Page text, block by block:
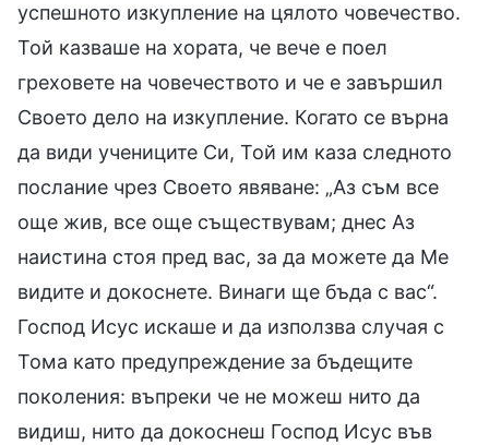
успешното изкупление на цялото човечество.
Той казваше на хората, че вече е поел
греховете на човечеството и че е завършил
Своето дело на изкупление. Когато се върна
да види учениците Си, Той им каза следното
послание чрез Своето явяване: „Аз съм все
още жив, все още съществувам; днес Аз
наистина стоя пред вас, за да можете да Ме
видите и докоснете. Винаги ще бъда с вас“.
Господ Исус искаше и да използва случая с
Тома като предупреждение за бъдещите
поколения: въпреки че не можеш нито да
видиш, нито да докоснеш Господ Исус във